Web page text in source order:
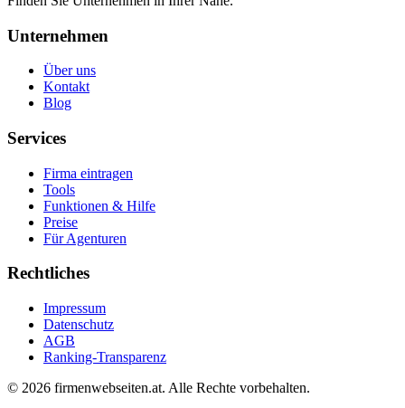
Unternehmen
Über uns
Kontakt
Blog
Services
Firma eintragen
Tools
Funktionen & Hilfe
Preise
Für Agenturen
Rechtliches
Impressum
Datenschutz
AGB
Ranking-Transparenz
© 2026 firmenwebseiten.at. Alle Rechte vorbehalten.